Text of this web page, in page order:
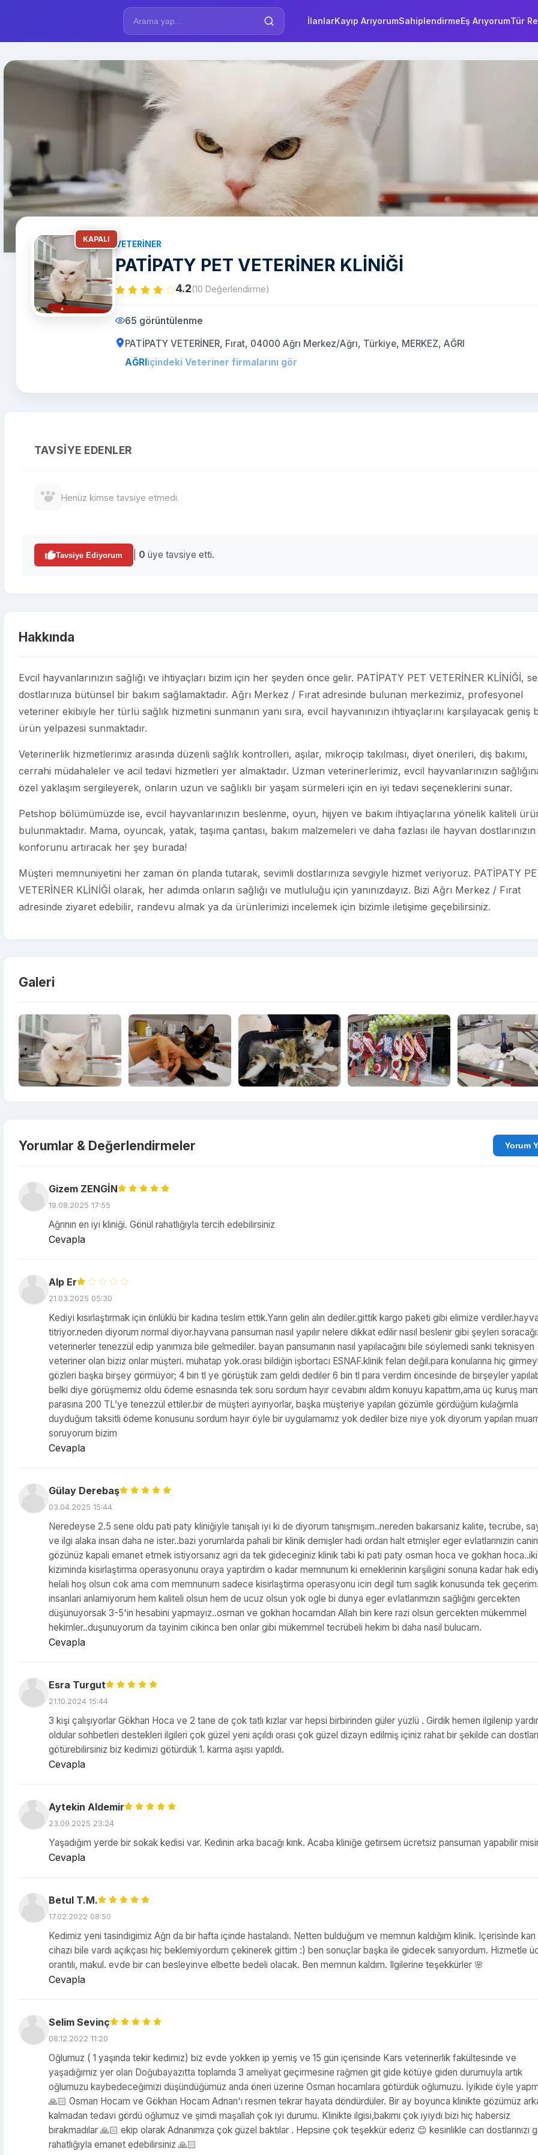
İlanlarKayıp ArıyorumSahiplendirmeEş ArıyorumTür
KAPALI
VETERINER
PATİPATY PET VETERİNER KLİNİĞİ
4.2(10 Değerlendirme)
65 görüntülenme
PATİPATY VETERİNER, Fırat, 04000 Ağrı Merkez/Ağrı, Türkiye, MERKEZ, AĞRI
AĞRIiçindeki Veteriner firmalarını gör
TAVSIYE EDENLER
Henüz kimse tavsiye etmedi.
Tavsiye Ediyorum 0 üye tavsiye etti.
Hakkında
Evcil hayvanlarınızın sağlığı ve ihtiyaçları bizim için her şeyden önce gelir. PATİPATY PET VETERİNER KLİNİĞİ,
dostlarınıza bütünsel bir bakım sağlamaktadır. Ağrı Merkez / Fırat adresinde bulunan merkezimiz, profesyonel
veteriner ekibiyle her türlü sağlık hizmetini sunmanın yanı sıra, evcil hayvanınızın ihtiyaçlarını karşılayacak geniş
ürün yelpazesi sunmaktadır.
Veterinerlik hizmetlerimiz arasında düzenli sağlık kontrolleri, aşılar, mikroçip takılması, diyet önerileri, diş bakımı,
cerrahi müdahaleler ve acil tedavi hizmetleri yer almaktadır. Uzman veterinerlerimiz, evcil hayvanlarınızın
özel yaklaşım sergileyerek, onların uzun ve sağlıklı bir yaşam sürmeleri için en iyi tedavi seçeneklerini sunar.
Petshop bölümümüzde ise, evcil hayvanlarınızın beslenme, oyun, hijyen ve bakım ihtiyaçlarına yönelik kaliteli
bulunmaktadır. Mama, oyuncak, yatak, taşıma çantası, bakım malzemeleri ve daha fazlası ile hayvan dostlarınızın
konforunu artıracak her şey burada!
Müşteri memnuniyetini her zaman ön planda tutarak, sevimli dostlarınıza sevgiyle hizmet veriyoruz. PATİPATY
VETERİNER KLİNİĞİ olarak, her adımda onların sağlığı ve mutluluğu için yanınızdayız. Bizi Ağrı Merkez / Fırat
adresinde ziyaret edebilir, randevu almak ya da ürünlerimizi incelemek için bizimle iletişime geçebilirsiniz.
Galeri
Yorumlar & Değerlendirmeler
Gizem ZENGİN
19.08.2025 17:55
Ağrının en iyi kliniği. Gönül rahatlığıyla tercih edebilirsiniz
Cevapla
Alp Er
21.03.2025 05:30
Kediyi kısırlaştırmak için önlüklü bir kadına teslim ettik.Yarın gelin alın dediler.gittik kargo paketi gibi elimize
titriyor.neden diyorum normal diyor.hayvana pansuman nasıl yapılır nelere dikkat edilir nasıl beslenir gibi şeyleri
veterinerler tenezzül edip yanımıza bile gelmediler. bayan pansumanın nasıl yapılacağını bile söylemedi sanki teknisyen
veteriner olan biziz onlar müşteri. muhatap yok.orası bildiğin işbortacı ESNAF.klinik felan değil.para konularına hiç
gözleri başka birşey görmüyor; 4 bin tl ye görüştük zam geldi dediler 6 bin tl para verdim öncesinde de birşeyler
belki diye görüşmemiz oldu ödeme esnasında tek soru sordum hayır cevabını aldım konuyu kapattım,ama üç kuruş
parasına 200 TL’ye tenezzül ettiler.bir de müşteri ayırıyorlar, başka müşteriye yapılan gözümle gördüğüm kulağımla
duyduğum taksitli ödeme konusunu sordum hayır öyle bir uygulamamız yok dediler bize niye yok diyorum yapılan
soruyorum bizim
Cevapla
Gülay Derebaş
03.04.2025 15:44
Neredeyse 2.5 sene oldu pati paty kliniğiyle tanışalı iyi ki de diyorum tanışmışım..nereden bakarsaniz kalite, tecrübe,
ve ilgi alaka insan daha ne ister..bazi yorumlarda pahali bir klinik demişler hadi ordan halt etmişler eger evlatlarınızin
gözünüz kapali emanet etmek istiyorsanız agri da tek gideceginiz klinik tabi ki pati paty osman hoca ve gokhan hoca..iki
kiziminda kisirlaştirma operasyonunu oraya yaptirdim o kadar memnunum ki emeklerinin karşiligini sonuna kadar hak
helali hoş olsun cok ama com memnunum sadece kisirlaştirma operasyonu icin degil tum saglik konusunda tek
insanlari anlamiyorum hem kaliteli olsun hem de ucuz olsun yok ogle bi dunya eger evlatlarımızın sağlığını gercekten
düşünuyorsak 3-5'in hesabini yapmayız..osman ve gokhan hocamdan Allah bin kere razi olsun gercekten mükemmel
hekimler..duşunuyorum da tayinim cikinca ben onlar gibi mükemmel tecrübeli hekim bi daha nasil bulucam.
Cevapla
Esra Turgut
21.10.2024 15:44
3 kişi çalışıyorlar Gökhan Hoca ve 2 tane de çok tatlı kızlar var hepsi birbirinden güler yüzlü . Girdik hemen ilgilenip
oldular sohbetleri destekleri ilgileri çok güzel yeni açıldı orası çok güzel dizayn edilmiş içiniz rahat bir şekilde can
götürebilirsiniz biz kedimizi götürdük 1. karma aşısı yapıldı.
Cevapla
Aytekin Aldemir
23.09.2025 23:24
Yaşadığım yerde bir sokak kedisi var. Kedinin arka bacağı kırık. Acaba kliniğe getirsem ücretsiz pansuman yapabilir
Cevapla
Betul T.M.
17.02.2022 08:50
Kedimiz yeni tasindigimiz Ağrı da bir hafta içinde hastalandı. Netten bulduğum ve memnun kaldığım klinik. Içerisinde kan
cihazı bile vardı açıkçası hiç beklemiyordum çekinerek gittim :) ben sonuçlar başka ile gidecek sanıyordum. Hizmetle
orantılı, makul. evde bir can besleyinve elbette bedeli olacak. Ben memnun kaldım. Ilgilerine teşekkürler 🌸
Cevapla
Selim Sevinç
08.12.2022 11:20
Oğlumuz ( 1 yaşında tekir kedimiz) biz evde yokken ip yemiş ve 15 gün içerisinde Kars veterinerlik fakültesinde ve
yaşadığımız yer olan Doğubayazıtta toplamda 3 ameliyat geçirmesine rağmen git gide kötüye giden durumuyla artık
oğlumuzu kaybedeceğimizi düşündüğümüz anda öneri üzerine Osman hocamlara götürdük oğlumuzu. İyikide öyle
🙏🏻 Osman Hocam ve Gökhan Hocam Adnan'ı resmen tekrar hayata döndürdüler. Bir ay boyunca klinikte gözümüz
kalmadan tedavi gördü oğlumuz ve şimdi maşallah çok iyi durumu. Klinikte ilgisi,bakımı çok iyiydi bizi hiç habersiz
bırakmadılar 🙏🏻 ekip olarak Adnanımıza çok güzel baktılar . Hepsine çok teşekkür ederiz 😊 kesinlikle can dostlarınızı
rahatlığıyla emanet edebilirsiniz 🙏🏻